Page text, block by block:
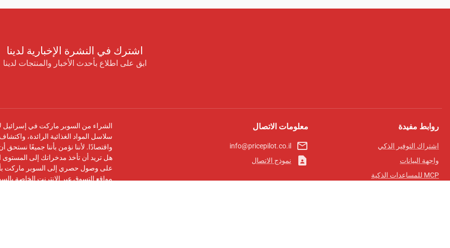
اشترك في النشرة الإخبارية لدينا
ابق على اطلاع بأحدث الأخبار والمنتجات لدينا
روابط مفيدة
اشتراك التوفير الذكي
واجهة البيانات
MCP للمساعدات الذكية
معلومات الاتصال
mail_outline
info@pricepilot.co.il
contact_page نموذج الاتصال
الشراء من السوبر ماركت في إسرائيل
سلاسل المواد الغذائية الرائدة،
واقتصادًا. لأننا نؤمن بأننا جميعًا
هل تريد أن تأخذ مدخراتك إلى المستوى
على وصول حصري إلى السوبر ماركت
مواقع التسوق عبر الإنترنت الخاصة